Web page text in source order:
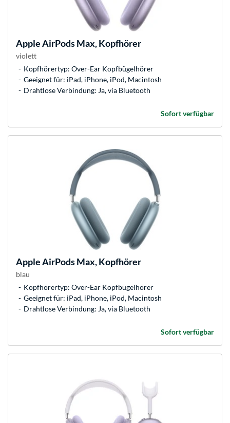
AppleAirPods Max, Kopfhörer
violett
Kopfhörertyp: Over-Ear Kopfbügelhörer
Geeignet für: iPad, iPhone, iPod, Macintosh
Drahtlose Verbindung: Ja, via Bluetooth
Sofort verfügbar
AppleAirPods Max, Kopfhörer
blau
Kopfhörertyp: Over-Ear Kopfbügelhörer
Geeignet für: iPad, iPhone, iPod, Macintosh
Drahtlose Verbindung: Ja, via Bluetooth
Sofort verfügbar